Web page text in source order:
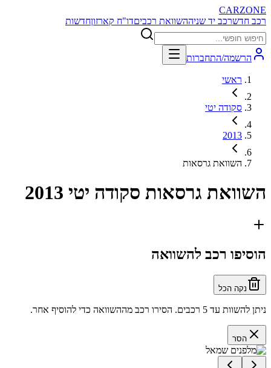
CARZONE
רכב חדשרכב יד שניההשוואת רכביםדו"ח קארזוןחדשות
הרשמה/התחברות
ראשי
סקודה יטי
2013
השוואת גרסאות
השוואת גרסאות סקודה יטי 2013
הוסיפו רכב להשוואה
נקה הכל
ניתן להשוות עד 5 רכבים. הסירו רכב מההשוואה כדי להוסיף אחר.
הסר